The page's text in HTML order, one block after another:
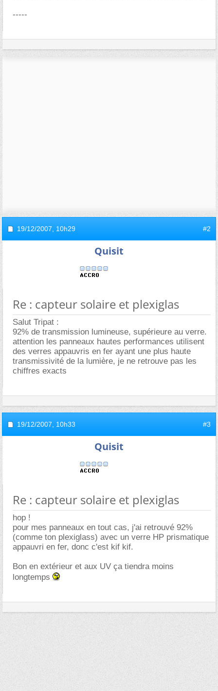
-----
19/12/2007, 10h29 #2
Quisit
Re : capteur solaire et plexiglas
Salut Tripat :
92% de transmission lumineuse, supérieure au verre.
attention les panneaux hautes performances utilisent
des verres appauvris en fer ayant une plus haute
transmissivité de la lumière, je ne retrouve pas les
chiffres exacts
19/12/2007, 10h33 #3
Quisit
Re : capteur solaire et plexiglas
hop !
pour mes panneaux en tout cas, j'ai retrouvé 92%
(comme ton plexiglass) avec un verre HP prismatique
appauvri en fer, donc c'est kif kif.
Bon en extérieur et aux UV ça tiendra moins
longtemps